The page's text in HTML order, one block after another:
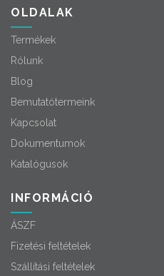
OLDALAK
Termékek
Rólunk
Blog
Bemutatótermeink
Kapcsolat
Dokumentumok
Katalógusok
INFORMÁCIÓ
ÁSZF
Fizetési feltételek
Szállítási feltételek